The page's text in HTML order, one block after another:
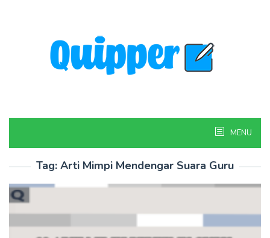
MENU
Tag: Arti Mimpi Mendengar Suara Guru